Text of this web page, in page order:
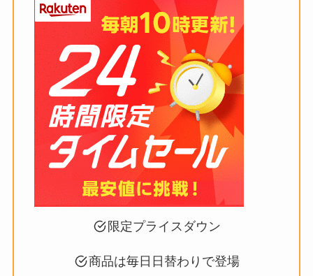
限定プライスダウン
商品は毎日日替わりで登場